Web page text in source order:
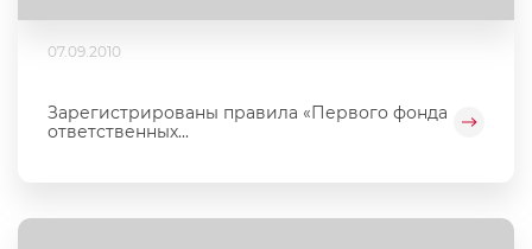
07.09.2010
Зарегистрированы правила «Первого фонда
ответственных...